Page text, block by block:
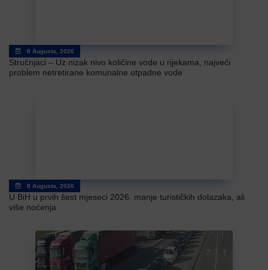
8 Augusta, 2026
Stručnjaci – Uz nizak nivo količine vode u rijekama, najveći
problem netretirane komunalne otpadne vode
8 Augusta, 2026
U BiH u prvih šest mjeseci 2026. manje turističkih dolazaka, ali
više noćenja